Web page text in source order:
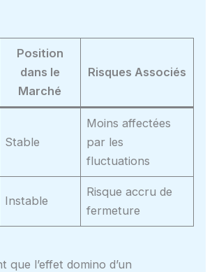
Position
dans le
Marché
Risques Associés
Stable
Moins affectées
par les
fluctuations
Instable
Risque accru de
fermeture
que l’effet domino d’un